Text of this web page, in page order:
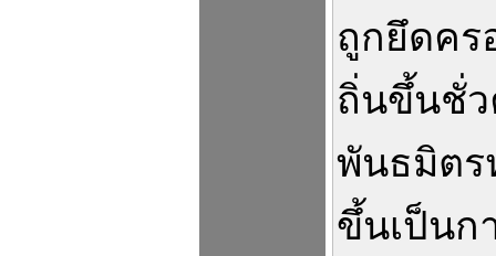
ถูกยึดคร
ถิ่นขึ้นชั่
พันธมิตร
ขึ้นเป็นก